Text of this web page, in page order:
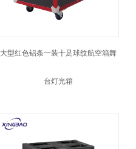
大型红色铝条一装十足球纹航空箱舞
台灯光箱